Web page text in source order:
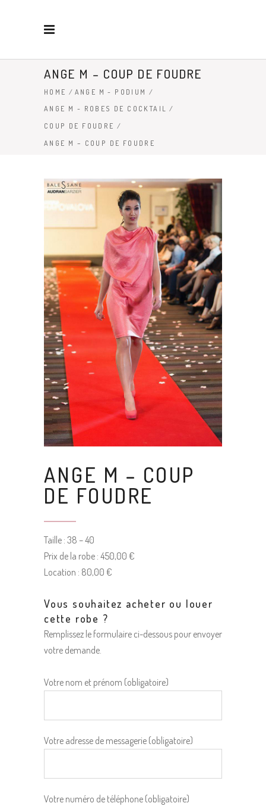
ANGE M – COUP DE FOUDRE
HOME / ANGE M - PODIUM /
ANGE M - ROBES DE COCKTAIL /
COUP DE FOUDRE /
ANGE M – COUP DE FOUDRE
ANGE M – COUP
DE FOUDRE
Taille : 38 – 40
Prix de la robe : 450,00 €
Location : 80,00 €
Vous souhaitez acheter ou louer
cette robe ?
Remplissez le formulaire ci-dessous pour envoyer
votre demande.
Votre nom et prénom (obligatoire)
Votre adresse de messagerie (obligatoire)
Votre numéro de téléphone (obligatoire)